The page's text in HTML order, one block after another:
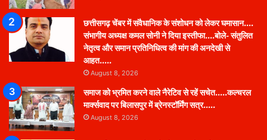
छत्तीसगढ़ चेंबर में संवैधानिक के संशोधन को लेकर घमासान….
संभागीय अध्यक्ष कमल सोनी ने दिया इस्तीफा….बोले- संतुलित
नेतृत्व और समान प्रतिनिधित्व की मांग की अनदेखी से
आहत…..
August 8, 2026
समाज को भ्रमित करने वाले नैरेटिव से रहें सचेत…..कल्चरल
मार्क्सवाद पर बिलासपुर में ब्रेनस्टॉर्मिंग सत्र…..
August 8, 2026